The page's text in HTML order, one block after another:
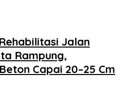
Jalan
Rampung,
Capai 20–25 Cm